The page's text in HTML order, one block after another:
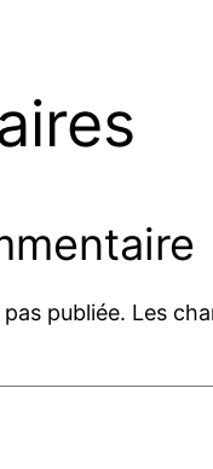
publiée. Les